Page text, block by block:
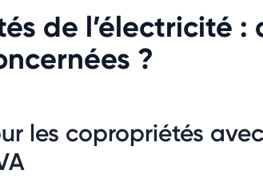
de l’électricité :
?
les copropriétés